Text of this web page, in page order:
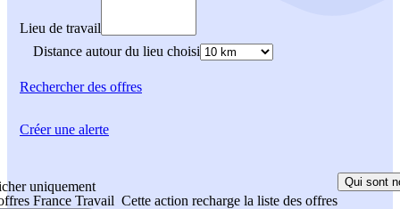
Lieu de travail
Distance autour du lieu choisi
Rechercherdes offres
uniquement
France Travail Cette action recharge la liste des offres
Qui sont
Créer une alerte